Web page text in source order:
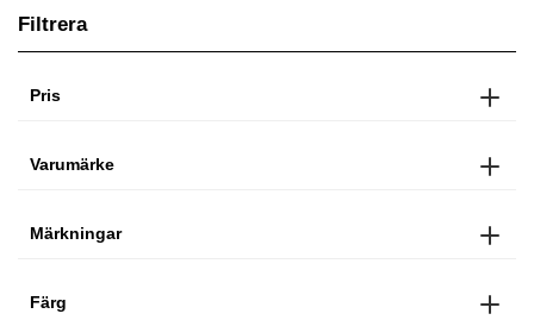
Filtrera
Pris
Varumärke
Märkningar
Färg